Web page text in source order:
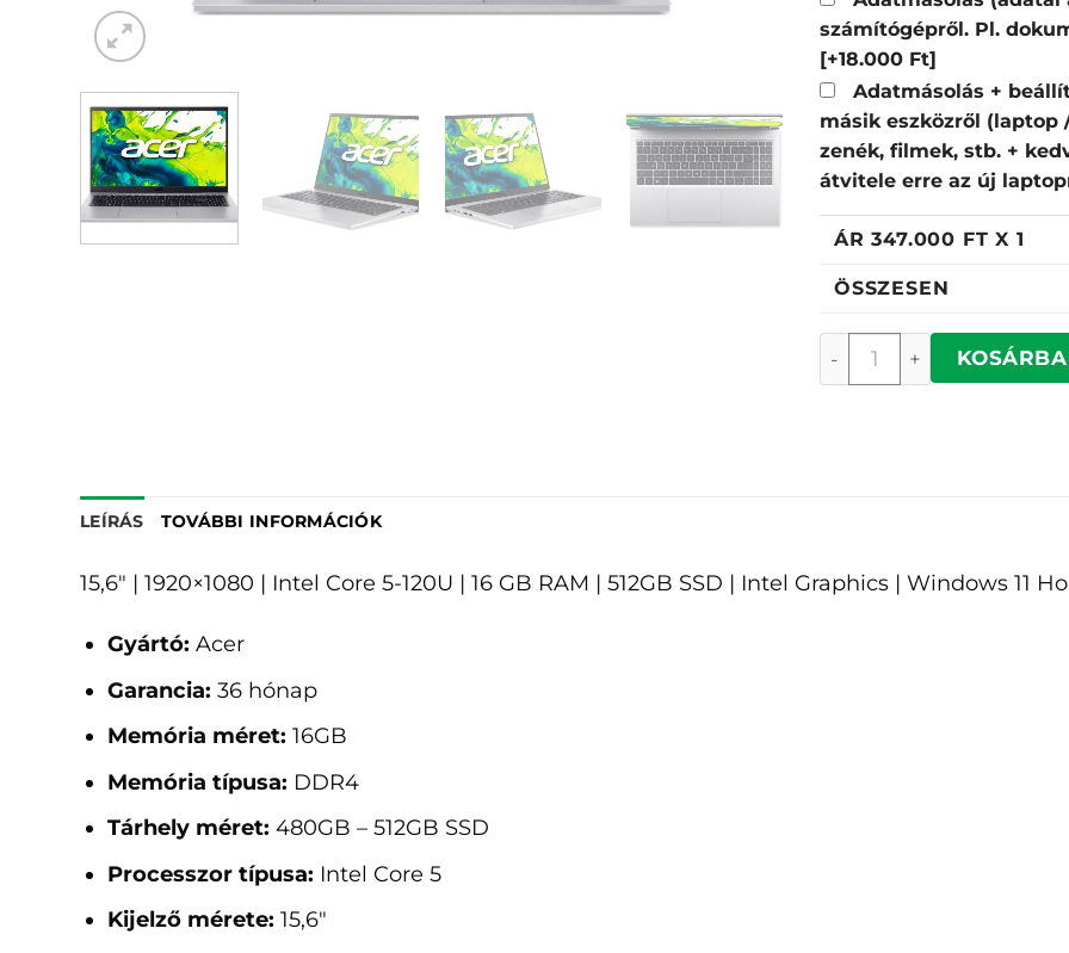
számítógépről. Pl.
[+18.000 Ft]
Adatmásolás +
másik eszközről (laptop
zenék, filmek, stb. +
átvitele erre az új
ÁR347.000 FT X 1
ÖSSZESEN
Acer Aspire GO AG15-
LEÍRÁS TOVÁBBI INFORMÁCIÓK
15,6" | 1920×1080 | Intel Core 5-120U | 16 GB RAM | 512GB SSD | Intel Graphics | Windows 11
Gyártó: Acer
Garancia: 36 hónap
Memória méret: 16GB
Memória típusa: DDR4
Tárhely méret: 480GB – 512GB SSD
Processzor típusa: Intel Core 5
Kijelző mérete: 15,6"